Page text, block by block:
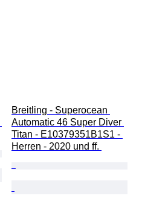
Breitling - Superocean
Automatic 46 Super Diver
Titan - E10379351B1S1 -
Herren - 2020 und ff.